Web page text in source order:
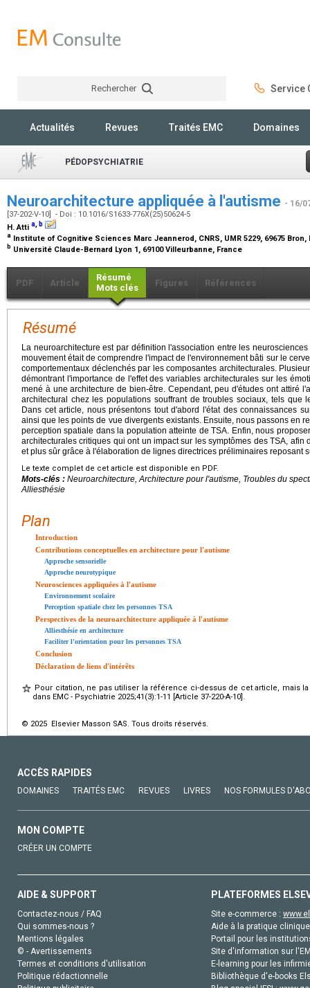
Rechercher Service
Actualités Revues Traités EMC Domaines
PÉDOPSYCHIATRIE
Neuroarchitecture appliquée à l'autisme - 16/
[37-202-V-10] - Doi : 10.1016/S1633-776X(25)50624-5
H. Atti a, b
a Institute of Cognitive Sciences Marc Jeannerod, CNRS, UMR 5229, 69675
b Université Claude-Bernard Lyon 1, 69100 Villeurbanne, France
PDF Article
Résumé
Mots clés
Figures Références
Résumé
La neuroarchitecture est par définition l'association entre les
mouvement était de comprendre l'impact de l'environnement bâti sur le
comportementaux déclenchés par les composantes architecturales.
démontrant l'importance de l'effet des variables architecturales sur les
mené à une architecture de bien-être. Cependant, peu d'études ont attiré
architectural chez les populations souffrant de troubles sociaux, tels que
Dans cet article, nous présentons tout d'abord l'état des connaissances
ainsi que les points de vue divergents existants. Ensuite, nous passons en
perception spatiale dans la population atteinte de TSA. Enfin, nous
architecturales critiques qui ont un impact sur les symptômes des TSA,
et plus sûr grâce à l'élaboration de lignes directrices préliminaires reposant
Le texte complet de cet article est disponible en PDF.
Mots-clés : Neuroarchitecture, Architecture pour l'autisme, Troubles du
Alliesthésie
Plan
Introduction
Contributions conceptuelles en architecture pour l'autisme
Approche sensorielle
Approche neurotypique
Neurosciences appliquées à l'autisme
Environnement scolaire
Perception spatiale chez les personnes TSA
Perspectives de la neuroarchitecture appliquée à l'autisme
Alliesthésie en architecture
Faciliter l'orientation pour les personnes TSA
Conclusion
Déclaration de liens d'intérêts
Pour citation, ne pas utiliser la référence ci-dessus de cet article, mais
dans EMC - Psychiatrie 2025;41(3):1-11 [Article 37-220-A-10].
© 2025 Elsevier Masson SAS. Tous droits réservés.
ACCÈS RAPIDES
DOMAINES TRAITÉS EMC REVUES LIVRES NOS FORMULES
MON COMPTE
CRÉER UN COMPTE
AIDE & SUPPORT
Contactez-nous / FAQ
Qui sommes-nous ?
Mentions légales
© - Avertissements
Termes et conditions d'utilisation
Politique rédactionnelle
PLATEFORMES
Site e-commerce :
Aide à la pratique
Portail pour les
Site d'information sur
E-learning pour les
Bibliothèque d'e-books